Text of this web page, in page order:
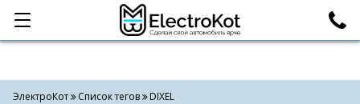
Категории Поиск
ЭлектроКот Список тегов DIXEL